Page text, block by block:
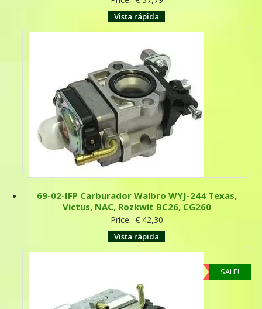
Vista rápida
69-02-IFP Carburador Walbro WYJ-244 Texas,
Victus, NAC, Rozkwit BC26, CG260
Price: €42,30
Vista rápida
SALE!